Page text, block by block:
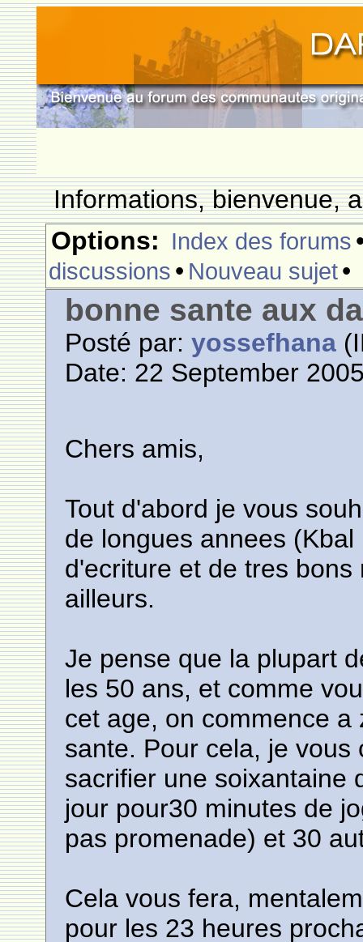
Informations, bienvenue,
Options: Index des forums
discussions • Nouveau sujet•
bonne sante aux
Posté par:yossefhana
Date: 22 September
Chers amis,
Tout d'abord je vous
de longues annees
d'ecriture et de tres
ailleurs.
Je pense que la plupart
les 50 ans, et comme
cet age, on commence
sante. Pour cela, je
sacrifier une soixantaine
jour pour30 minutes de
pas promenade) et 30
Cela vous fera,
pour les 23 heures